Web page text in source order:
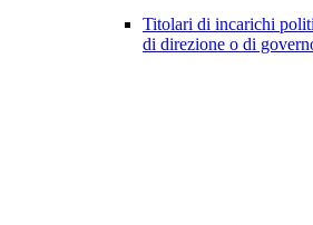
Titolari di incarichi
di direzione o di